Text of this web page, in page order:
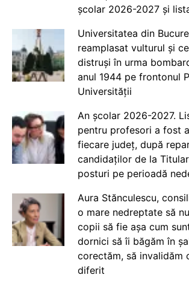
școlar 2026-2027 și
Universitatea din
reamplasat vulturul și
distruși în urma
anul 1944 pe frontonul
Universității
An școlar 2026-2027.
pentru profesori a fost
fiecare județ, după
candidaților de la
posturi pe perioadă
Aura Stănculescu,
o mare nedreptate să
copii să fie așa cum
dornici să îi băgăm în
corectăm, să invalidăm
diferit